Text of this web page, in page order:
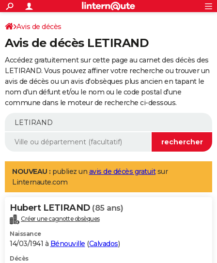
ACTUALITÉS
Politique
Société
Faits Divers
Education
Monde
Villes
+
SPORT
Coupe du monde 2026
Football
Tennis
Cyclisme
Rugby
Forum
Programme TV
TNTStreaming
Cinéma
Sorties cinéma
Musique
+FINANCE
Retraite
Epargne
Immobilier
Risques naturels par ville
Banque
Assurance
AUTO
Essais
Réserver un essai
Citadines
Berlines
SUV
Forum auto
+
Mobiles
Meilleur smartphone
Internet
Ordinateurs
Jeux vidéo
Guide high-tech
Aménagement intérieur
LIFESTYLE
Art de vivre
Bien-être
Loisirs
Mode
Modes de vie
Alimentation
Guide de la santé
Maladies
Médicaments
Sommeil
VOYAGE
Destinations
City break
Voyage nature
Voyage de noces
Forum
Climat
+PHOTO
GUIDES D'ACHAT
Avis de décès
Avis de décès LETIRAND
Accédez gratuitement sur cette page au carnet des décès des
LETIRAND. Vous pouvez affiner votre recherche ou trouver un
avis de décès ou un avis d'obsèques plus ancien en tapant le
nom d'un défunt et/ou le nom ou le code postal d'une
commune dans le moteur de recherche ci-dessous.
NOUVEAU : publiez un avis de décès gratuitsur
Linternaute.com
Hubert LETIRAND (85 ans)
Créer une cagnotte obsèques
Naissance
14/03/1941 à Bénouville (Calvados)
Décès